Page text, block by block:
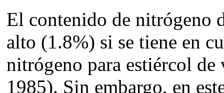
El contenido de nitrógeno
alto (1.8%) si se tiene en
nitrógeno para estiércol de
1985). Sin embargo, en